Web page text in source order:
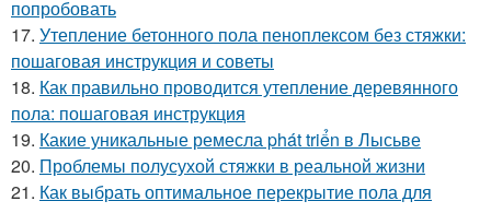
попробовать
17. Утепление бетонного пола пеноплексом без стяжки:
пошаговая инструкция и советы
18. Как правильно проводится утепление деревянного
пола: пошаговая инструкция
19. Какие уникальные ремесла phát triển в Лысьве
20. Проблемы полусухой стяжки в реальной жизни
21. Как выбрать оптимальное перекрытие пола для